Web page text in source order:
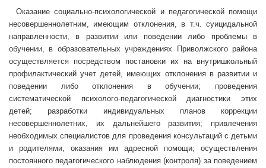
Оказание социально-психологической и педагогической помощи
несовершеннолетним, имеющим отклонения, в т.ч. суицидальной
направленности, в развитии или поведении либо проблемы в
обучении, в образовательных учреждениях Приволжского района
осуществляется посредством постановки их на внутришкольный
профилактический учет детей, имеющих отклонения в развитии и
поведении либо отклонения в обучении; проведения
систематической психолого-педагогической диагностики этих
детей; разработки индивидуальных планов коррекции
несовершеннолетних, их дальнейшего развития; привлечения
необходимых специалистов для проведения консультаций с детьми
и родителями, оказания им адресной помощи; осуществления
постоянного педагогического наблюдения (контроля) за поведением